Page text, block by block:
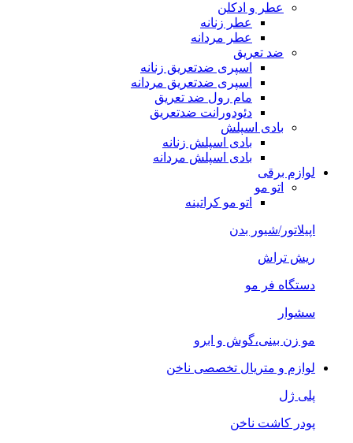
عطر و ادکلن
عطر زنانه
عطر مردانه
ضد تعریق
اسپری ضدتعریق زنانه
اسپری ضدتعریق مردانه
مام رول ضد تعریق
دئودورانت ضدتعریق
بادی اسپلش
بادی اسپلش زنانه
بادی اسپلش مردانه
لوازم برقی
اتو مو
اتو مو کراتینه
اپیلاتور/شیور بدن
ریش تراش
دستگاه فر مو
سشوار
مو زن بینی،گوش و ابرو
لوازم و متریال تخصصی ناخن
پلی ژل
پودر کاشت ناخن